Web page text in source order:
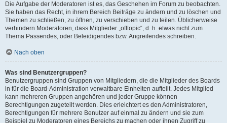
Die Aufgabe der Moderatoren ist es, das Geschehen im Forum zu beobachten.
Sie haben das Recht, in ihrem Bereich Beiträge zu ändern und zu löschen und
Themen zu schließen, zu öffnen, zu verschieben und zu teilen. Üblicherweise
verhindern Moderatoren, dass Mitglieder „offtopic“, d. h. etwas nicht zum
Thema Passendes, oder Beleidigendes bzw. Angreifendes schreiben.
Nach oben
Was sind Benutzergruppen?
Benutzergruppen sind Gruppen von Mitgliedern, die die Mitglieder des Boards
in für die Board-Administration verwaltbare Einheiten aufteilt. Jedes Mitglied
kann mehreren Gruppen angehören und jeder Gruppe können
Berechtigungen zugeteilt werden. Dies erleichtert es den Administratoren,
Berechtigungen für mehrere Benutzer auf einmal zu ändern und sie zum
Beispiel zu Moderatoren eines Bereichs zu machen oder ihnen Zugriff zu